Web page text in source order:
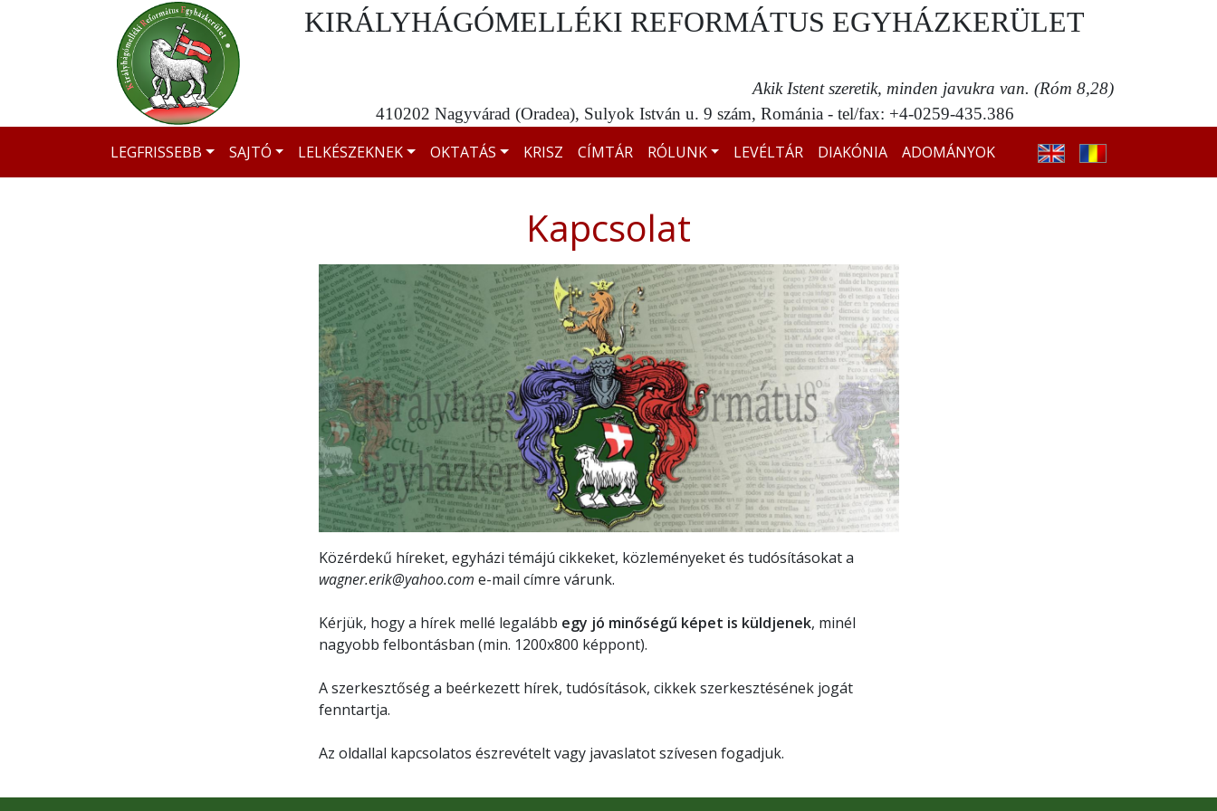
KIRÁLYHÁGÓMELLÉKI REFORMÁTUS EGYHÁZKERÜLET
Akik Istent szeretik, minden javukra van. (Róm 8,28)
410202 Nagyvárad (Oradea), Sulyok István u. 9 szám, Románia - tel/fax: +4-0259-435.386
LEGFRISSEBB SAJTÓ LELKÉSZEKNEK OKTATÁS KRISZ CÍMTÁR RÓLUNK LEVÉLTÁR DIAKÓNIA ADOMÁNYOK
Kapcsolat
Közérdekű híreket, egyházi témájú cikkeket, közleményeket és tudósításokat a
wagner.erik@yahoo.com e-mail címre várunk.
Kérjük, hogy a hírek mellé legalább egy jó minőségű képet is küldjenek, minél
nagyobb felbontásban (min. 1200x800 képpont).
A szerkesztőség a beérkezett hírek, tudósítások, cikkek szerkesztésének jogát
fenntartja.
Az oldallal kapcsolatos észrevételt vagy javaslatot szívesen fogadjuk.